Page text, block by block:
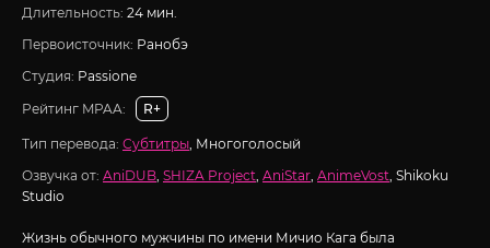
Длительность: 24 мин.
Первоисточник: Ранобэ
Студия: Passione
Рейтинг MPAA:
R+
Тип перевода: Субтитры, Многоголосый
Озвучка от: AniDUB, SHIZA Project, AniStar, AnimeVost, Shikoku
Studio
Жизнь обычного мужчины по имени Мичио Кага была